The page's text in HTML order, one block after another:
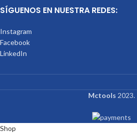
SÍGUENOS EN NUESTRA REDES:
Instagram
Facebook
LinkedIn
Mctools 2023.
Shop